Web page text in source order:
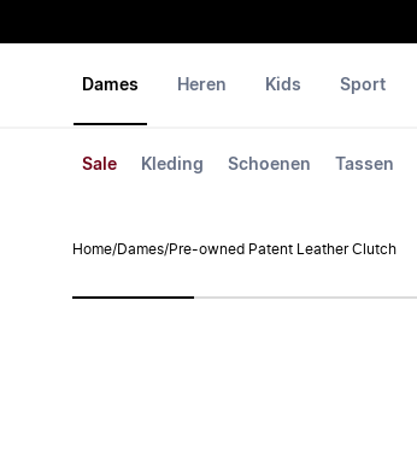
Dames
Sale Kleding Schoenen Tassen
Heren Kids Sport
Home/Dames/Pre-owned Patent Leather Clutch